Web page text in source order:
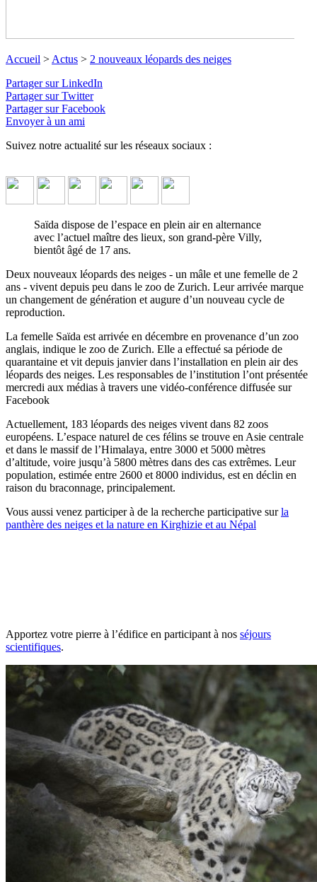
2 nouveaux léopards des neiges
Le Zoo de Zurich a présenté la femelle Saïda à travers une
vidéo-conférence.↓ Lire le descriptif détaillé plus bas ↓
Accueil > Actus > 2 nouveaux léopards des neiges
Partager sur LinkedIn
Partager sur Twitter
Partager sur Facebook
Envoyer à un ami
Suivez notre actualité sur les réseaux sociaux :
Saïda dispose de l’espace en plein air en alternance
avec l’actuel maître des lieux, son grand-père Villy,
bientôt âgé de 17 ans.
Deux nouveaux léopards des neiges - un mâle et une femelle de 2
ans - vivent depuis peu dans le zoo de Zurich. Leur arrivée marque
un changement de génération et augure d’un nouveau cycle de
reproduction.
La femelle Saïda est arrivée en décembre en provenance d’un zoo
anglais, indique le zoo de Zurich. Elle a effectué sa période de
quarantaine et vit depuis janvier dans l’installation en plein air des
léopards des neiges. Les responsables de l’institution l’ont présentée
mercredi aux médias à travers une vidéo-conférence diffusée sur
Facebook
Actuellement, 183 léopards des neiges vivent dans 82 zoos
européens. L’espace naturel de ces félins se trouve en Asie centrale
et dans le massif de l’Himalaya, entre 3000 et 5000 mètres
d’altitude, voire jusqu’à 5800 mètres dans des cas extrêmes. Leur
population, estimée entre 2600 et 8000 individus, est en déclin en
raison du braconnage, principalement.
Vous aussi venez participer à de la recherche participative surla
panthère des neiges et la nature en Kirghizie et au Népal
Apportez votre pierre à l’édifice en participant à nos séjours
scientifiques.